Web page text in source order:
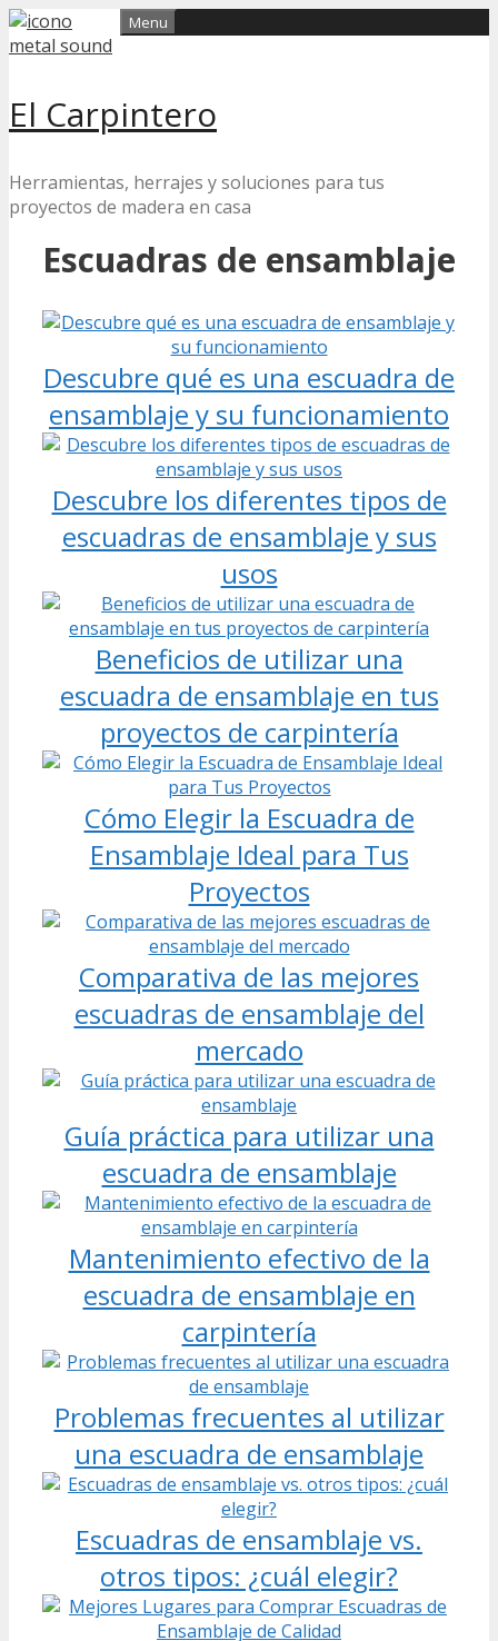
Skip
to
El Carpintero
Herramientas, herrajes y soluciones para tus
proyectos de madera en casa
Menu
Escuadras de ensamblaje
Descubre qué es una escuadra de
ensamblaje y su funcionamiento
Descubre los diferentes tipos de
escuadras de ensamblaje y sus
usos
Beneficios de utilizar una
escuadra de ensamblaje en tus
proyectos de carpintería
Cómo Elegir la Escuadra de
Ensamblaje Ideal para Tus
Proyectos
Comparativa de las mejores
escuadras de ensamblaje del
mercado
Guía práctica para utilizar una
escuadra de ensamblaje
Mantenimiento efectivo de la
escuadra de ensamblaje en
carpintería
Problemas frecuentes al utilizar
una escuadra de ensamblaje
Escuadras de ensamblaje vs.
otros tipos: ¿cuál elegir?